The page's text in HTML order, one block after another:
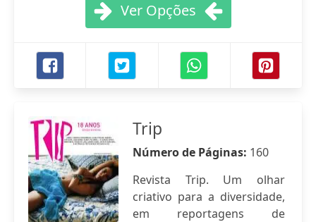
Ver Opções
Trip
Número de Páginas: 160
Revista Trip. Um olhar
criativo para a diversidade,
em reportagens de